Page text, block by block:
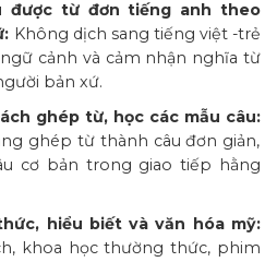
được từ đơn tiếng anh theo
Không dịch sang tiếng việt -trẻ
cảnh và cảm nhận nghĩa từ
bản xứ.
ghép từ, học các mẫu câu:
ghép từ thành câu đơn giản,
cơ bản trong giao tiếp hằng
hiểu biết và văn hóa mỹ:
khoa học thường thức, phim